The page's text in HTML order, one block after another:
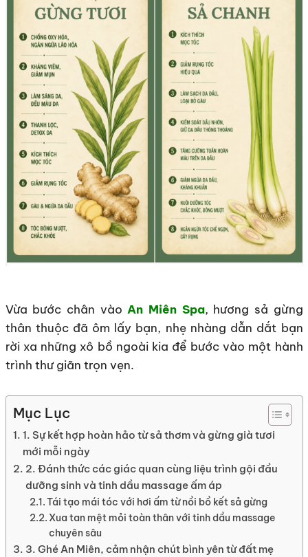
Vừa bước chân vàoAn Miên Spa, hương sả gừng
thân thuộc đã ôm lấy bạn, nhẹ nhàng dẫn dắt bạn
rời xa những xô bồ ngoài kia để bước vào một hành
trình thư giãn trọn vẹn.
Mục Lục
1. Sự kết hợp hoàn hảo từ sả thơm và gừng già tươi
mới mỗi ngày
2. Đánh thức các giác quan cùng liệu trình gội đầu
dưỡng sinh và tinh dầu massage ấm áp
Tái tạo mái tóc với hơi ấm từ nồi bồ kết sả gừng
Xua tan mệt mỏi toàn thân với tinh dầu massage
chuyên sâu
3. Ghé An Miên, cảm nhận chút bình yên từ đất mẹ